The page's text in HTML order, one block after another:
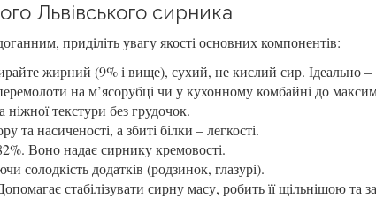
Львівського сирника
приділіть увагу якості основних компонентів:
жирний (9% і вище), сухий, не кислий сир. Ідеально –
на м’ясорубці чи у кухонному комбайні до
ніжної текстури без грудочок.
та насиченості, а збиті білки – легкості.
Воно надає сирнику кремовості.
солодкість додатків (родзинок, глазурі).
стабілізувати сирну масу, робить її щільнішою та